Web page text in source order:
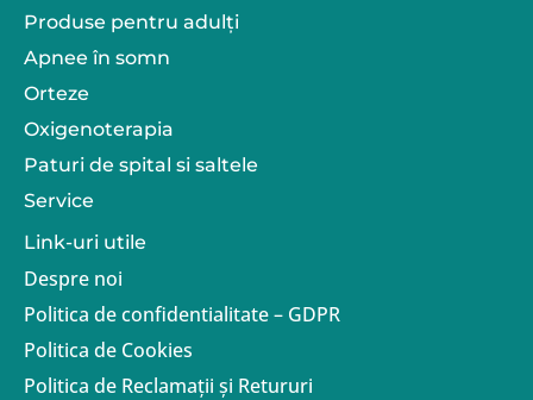
Produse pentru adulţi
Apnee în somn
Orteze
Oxigenoterapia
Paturi de spital si saltele
Service
Link-uri utile
Despre noi
Politica de confidentialitate – GDPR
Politica de Cookies
Politica de Reclamații și Retururi